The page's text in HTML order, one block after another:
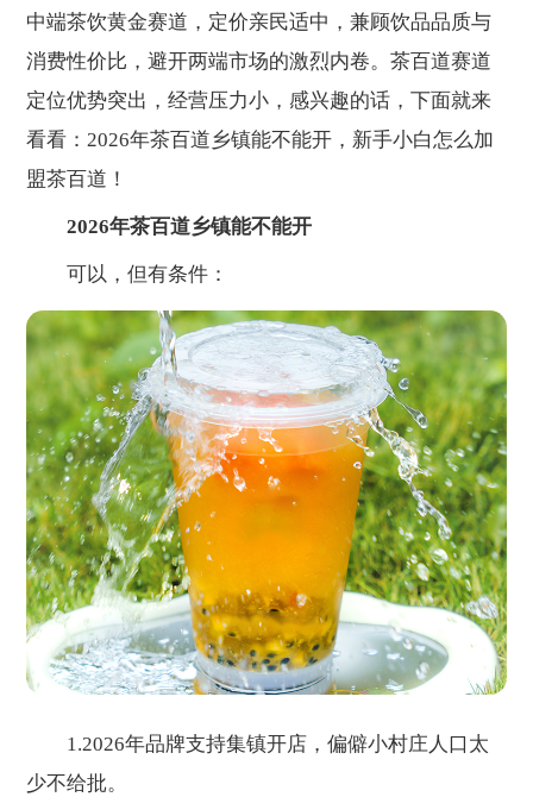
中端茶饮黄金赛道，定价亲民适中，兼顾饮品品质与
消费性价比，避开两端市场的激烈内卷。茶百道赛道
定位优势突出，经营压力小，感兴趣的话，下面就来
看看：2026年茶百道乡镇能不能开，新手小白怎么加
盟茶百道！
2026年茶百道乡镇能不能开
可以，但有条件：
1.2026年品牌支持集镇开店，偏僻小村庄人口太
少不给批。